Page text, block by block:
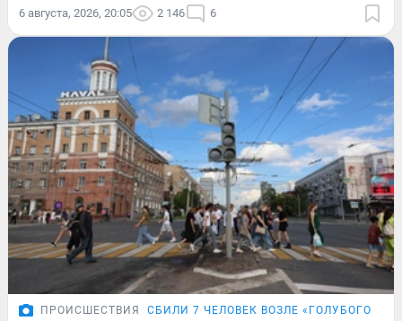
6 августа, 2026, 20:05 2 146 6
ПРОИСШЕСТВИЯ СБИЛИ 7 ЧЕЛОВЕК ВОЗЛЕ «ГОЛУБОГО